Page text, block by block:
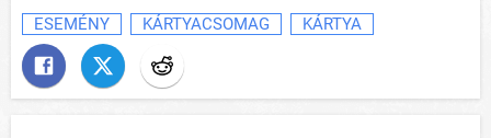
ESEMÉNY KÁRTYACSOMAG KÁRTYA